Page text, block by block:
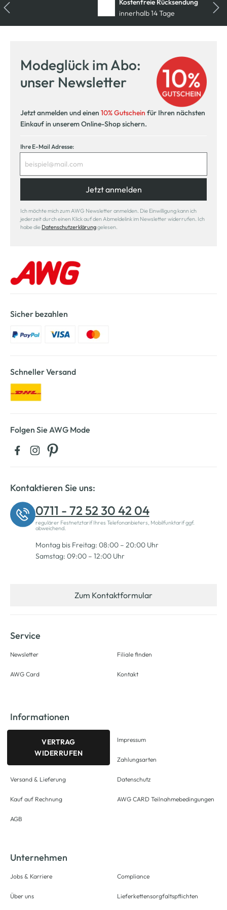
Kostenfreie Rücksendung
innerhalb 14 Tage
Modeglück im Abo:
unser Newsletter
Jetzt anmelden und einen 10% Gutschein für Ihren nächsten
Einkauf in unserem Online-Shop sichern.
Ihre E-Mail Adresse:
Jetzt anmelden
Ich möchte mich zum AWG Newsletter anmelden. Die Einwilligung kann ich
jederzeit durch einen Klick auf den Abmeldelink im Newsletter widerrufen. Ich
habe die Datenschutzerklärunggelesen.
Sicher bezahlen
Schneller Versand
Folgen Sie AWG Mode
Kontaktieren Sie uns:
0711 - 72 52 30 42 04
regulärer Festnetztarif Ihres Telefonanbieters, Mobilfunktarif ggf.
abweichend.
Montag bis Freitag: 08:00 – 20:00 Uhr
Samstag: 09:00 – 12:00 Uhr
Zum Kontaktformular
Service
Newsletter
AWG Card
Filiale finden
Kontakt
Informationen
VERTRAG
WIDERRUFEN
Versand & Lieferung
Kauf auf Rechnung
AGB
Impressum
Zahlungsarten
Datenschutz
AWG CARD Teilnahmebedingungen
Unternehmen
Jobs & Karriere
Über uns
Compliance
Lieferkettensorgfaltspflichten